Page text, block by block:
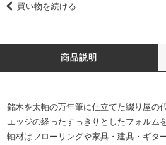
買い物を続ける
商品説明
銘木を太軸の万年筆に仕立てた綴り屋の
エッジの経ったすっきりとしたフォルム
軸材はフローリングや家具・建具・ギタ